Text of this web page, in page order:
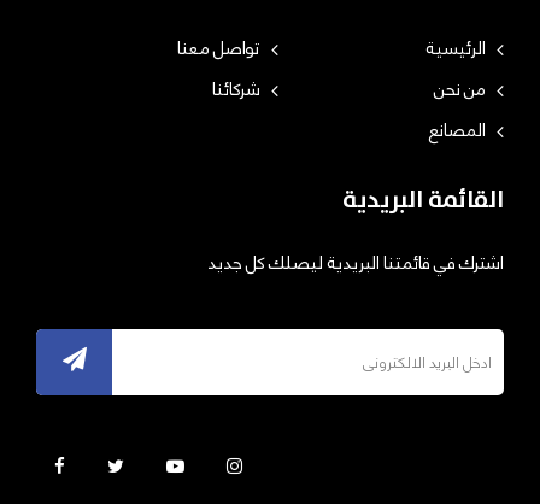
الرئيسية
تواصل معنا
من نحن
شركائنا
المصانع
القائمة البريدية
اشترك في قائمتنا البريدية ليصلك كل جديد